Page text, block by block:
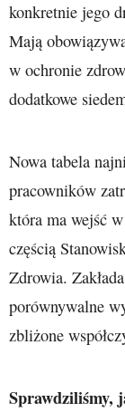
konkretnie jego
Mają
w ochronie
dodatkowe
Nowa tabela
pracowników
która ma wejść
częścią
Zdrowia.
porównywalne
zbliżone
Sprawdziliśmy,